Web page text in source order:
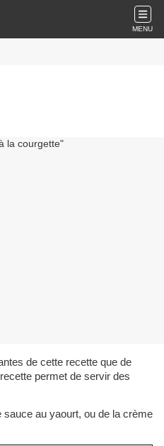
MENU
de cette recette que de
permet de servir des
sauce au yaourt, ou de la crème